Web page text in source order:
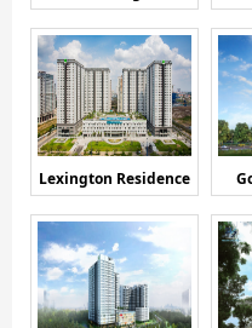
Lexington Residence